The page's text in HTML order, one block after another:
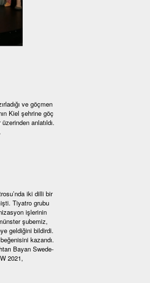
ve göçmen
Kiel şehrine göç
anlatıldı.
iki dilli bir
Tiyatro grubu
işlerinin
şubemiz,
geldiğini bildirdi.
kazandı.
Bayan Swede-
2021,